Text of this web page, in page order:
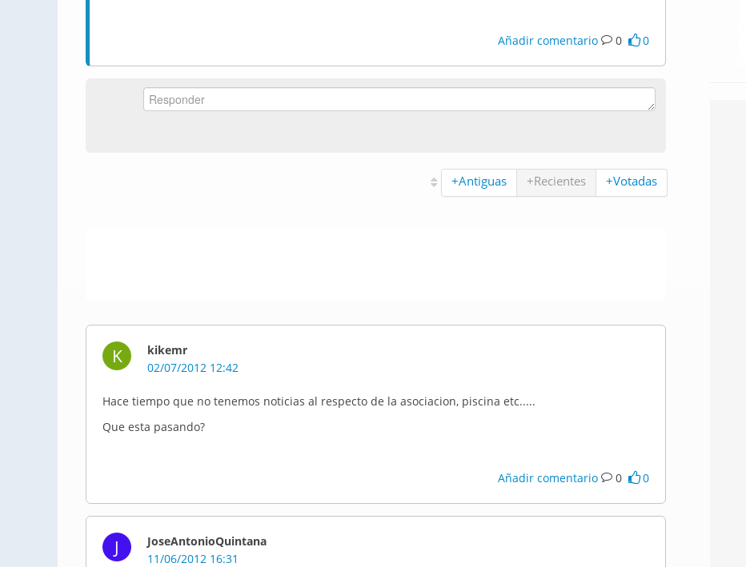
Añadir comentario 0 0
+Antiguas +Recientes +Votadas
K
kikemr
02/07/2012 12:42
Hace tiempo que no tenemos noticias al respecto de la asociacion, piscina etc.....
Que esta pasando?
Añadir comentario 0 0
J
JoseAntonioQuintana
11/06/2012 16:31